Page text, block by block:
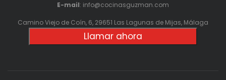
E-mail: info@cocinasguzman.com
Camino Viejo de Coín, 6, 29651 Las Lagunas de Mijas, Málaga
Llamar ahora